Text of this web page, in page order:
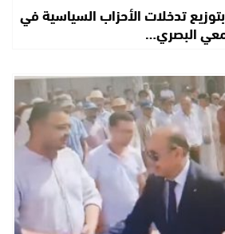
بتوزيع تدخلات الأحزاب السياسية في
البصري…